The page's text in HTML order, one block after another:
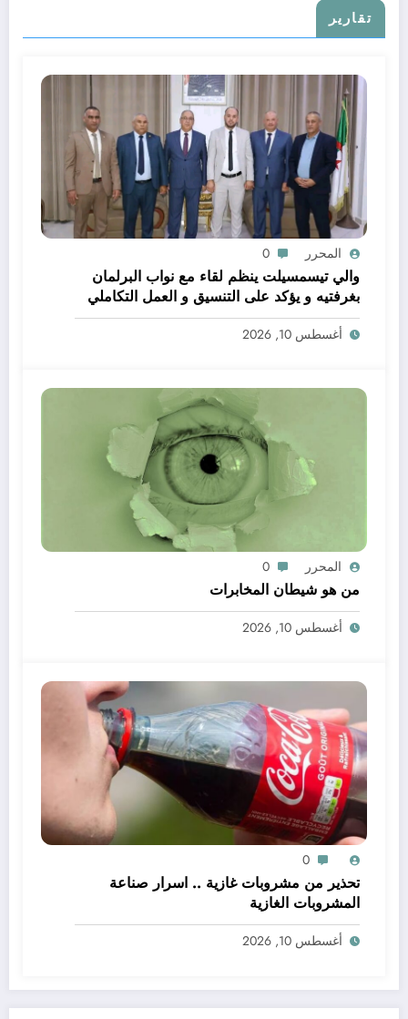
تقارير
المحرر 0
والي تيسمسيلت ينظم لقاء مع نواب البرلمان
بغرفتيه و يؤكد على التنسيق و العمل التكاملي
خدمة للتنمية و المواطن
أغسطس 10, 2026
المحرر 0
من هو شيطان المخابرات
أغسطس 10, 2026
0
تحذير من مشروبات غازية .. اسرار صناعة
المشروبات الغازية
أغسطس 10, 2026